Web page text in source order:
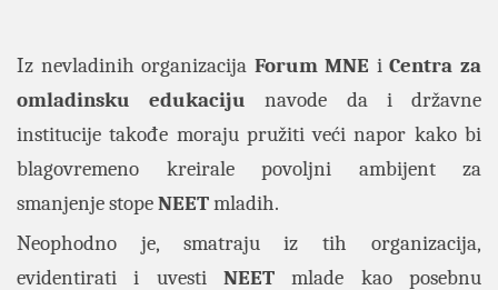
Iz nevladinih organizacija Forum MNE iCentra za
omladinsku edukacijunavode da i državne
institucije takođe moraju pružiti veći napor kako bi
blagovremeno kreirale povoljni ambijent za
smanjenje stopeNEETmladih.
Neophodno je, smatraju iz tih organizacija,
evidentirati i uvesti NEETmlade kao posebnu